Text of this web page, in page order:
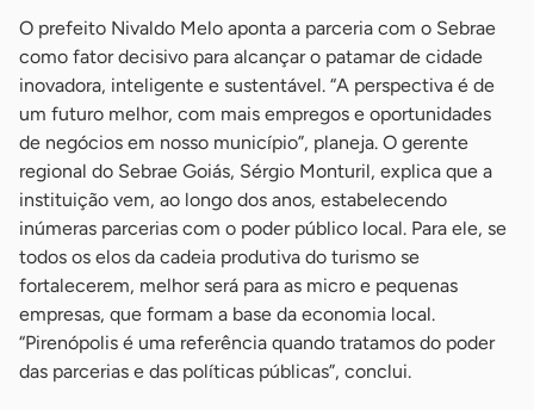
O prefeito Nivaldo Melo aponta a parceria com o Sebrae
como fator decisivo para alcançar o patamar de cidade
inovadora, inteligente e sustentável. “A perspectiva é de
um futuro melhor, com mais empregos e oportunidades
de negócios em nosso município”, planeja. O gerente
regional do Sebrae Goiás, Sérgio Monturil, explica que a
instituição vem, ao longo dos anos, estabelecendo
inúmeras parcerias com o poder público local. Para ele, se
todos os elos da cadeia produtiva do turismo se
fortalecerem, melhor será para as micro e pequenas
empresas, que formam a base da economia local.
“Pirenópolis é uma referência quando tratamos do poder
das parcerias e das políticas públicas”, conclui.